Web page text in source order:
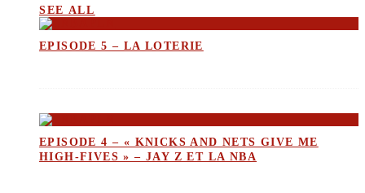
SEE ALL
EPISODE 5 – LA LOTERIE
EPISODE 4 – « KNICKS AND NETS GIVE ME
HIGH-FIVES » – JAY Z ET LA NBA